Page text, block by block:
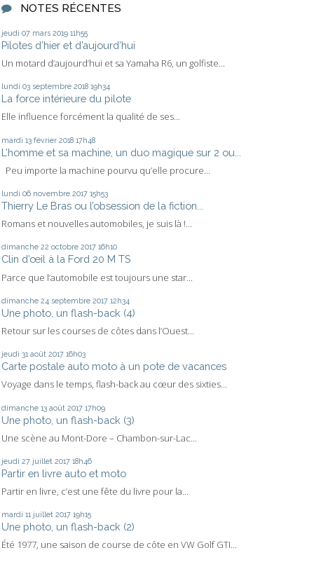
NOTES RÉCENTES
jeudi 07 mars 2019 11h55
Pilotes d’hier et d’aujourd’hui
Un motard d’aujourd’hui et sa Yamaha R6, un golfiste...
lundi 03 septembre 2018 19h34
La force intérieure du pilote
Elle influence forcément la qualité de ses...
mardi 13 février 2018 17h48
L’homme et sa machine, un duo magique sur 2 ou...
Peu importe la machine pourvu qu’elle procure...
lundi 06 novembre 2017 15h53
Thierry Le Bras ou l’obsession de la fiction...
Romans et nouvelles automobiles, je suis là !...
dimanche 22 octobre 2017 16h10
Clin d’œil à la Ford 20 M TS
Parce que l’automobile est toujours une star...
dimanche 24 septembre 2017 12h34
Une photo, un flash-back (4)
Retour sur les courses de côtes dans l’Ouest...
jeudi 31 août 2017 16h03
Carte postale auto moto à un pote de vacances
Voyage dans le temps, flash-back au cœur des sixties...
dimanche 13 août 2017 17h09
Une photo, un flash-back (3)
Une scène au Mont-Dore – Chambon-sur-Lac...
jeudi 27 juillet 2017 18h46
Partir en livre auto et moto
Partir en livre, c’est une fête du livre pour la...
mardi 11 juillet 2017 19h15
Une photo, un flash-back (2)
Été 1977, une saison de course de côte en VW Golf GTI...